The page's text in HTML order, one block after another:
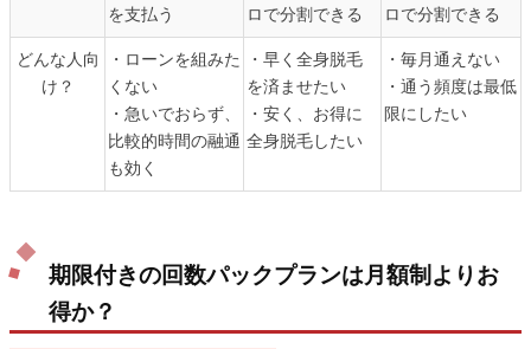
を支払う
ロで分割できる
ロで分割できる
どんな人向
け？
・ローンを組みた
くない
・急いでおらず、
比較的時間の融通
も効く
・早く全身脱毛
を済ませたい
・安く、お得に
全身脱毛したい
・毎月通えない
・通う頻度は最低
限にしたい
期限付きの回数パックプランは月額制よりお
得か？